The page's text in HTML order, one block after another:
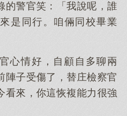
的警官笑：「我說呢，誰
是同行。咱倆同校畢業
心情好，自顧自多聊兩
陣子受傷了，替庄檢察官
看來，你這恢複能力很強